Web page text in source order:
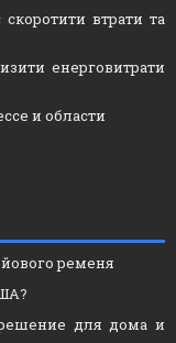
втрати та
енерговитрати
и области
ременя
для дома и